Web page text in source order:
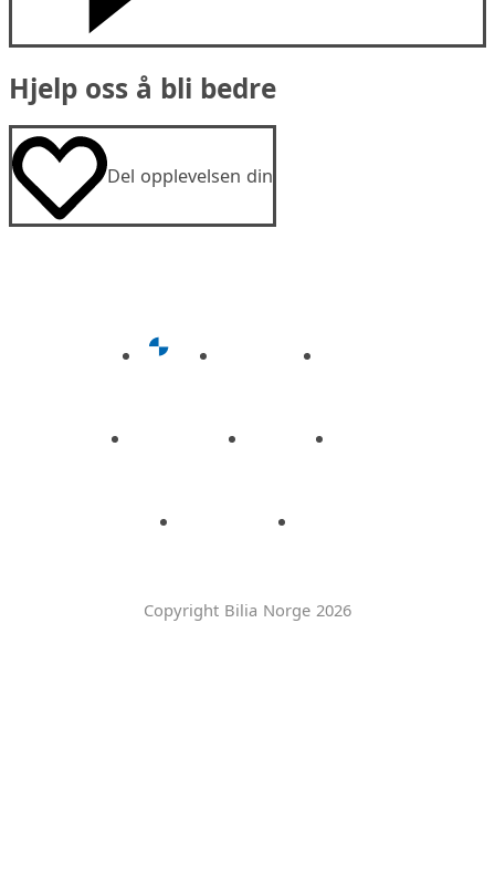
Hjelp oss å bli bedre
Del opplevelsen din
Copyright Bilia Norge 2026